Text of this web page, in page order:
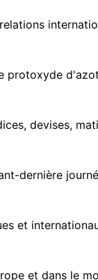
protoxyde
devises,
dernière
et
et dans le